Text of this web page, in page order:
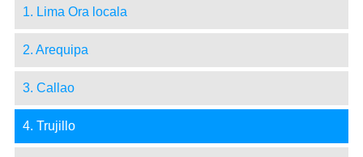
1. Lima Ora locala
2. Arequipa
3. Callao
4. Trujillo